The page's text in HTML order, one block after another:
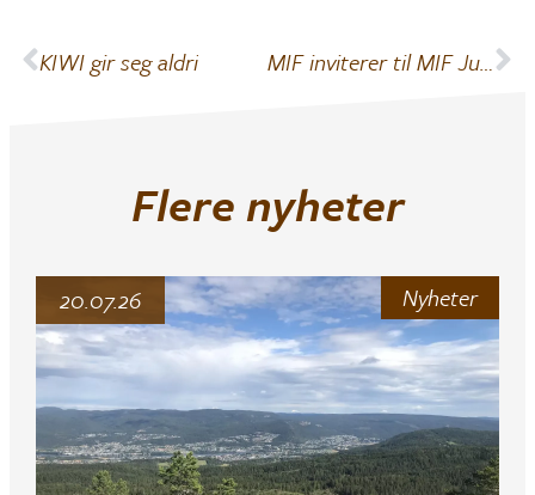
KIWI gir seg aldri MIF inviterer til MIF Juletrefest lørdag 6. januar!
Flere nyheter
Nyheter
20.07.26